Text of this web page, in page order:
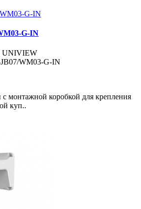
G-IN
UNIVIEW
WM03-G-IN
монтажной коробкой для крепления
куп..